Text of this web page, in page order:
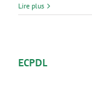
Lire plus
ECPDL